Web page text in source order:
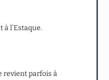
à l’Estaque.
revient parfois à